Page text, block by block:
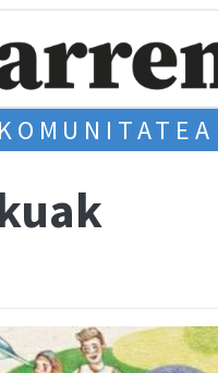
KOMUNITATEA